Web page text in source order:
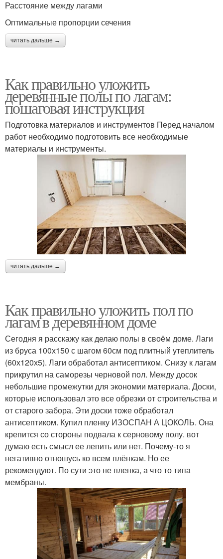
Расстояние между лагами
Оптимальные пропорции сечения
читать дальше →
Как правильно уложить
деревянные полы по лагам:
пошаговая инструкция
Подготовка материалов и инструментов Перед началом
работ необходимо подготовить все необходимые
материалы и инструменты.
читать дальше →
Как правильно уложить пол по
лагам в деревянном доме
Сегодня я расскажу как делаю полы в своём доме. Лаги
из бруса 100х150 с шагом 60см под плитный утеплитель
(60х120х5). Лаги обработал антисептиком. Снизу к лагам
прикрутил на саморезы черновой пол. Между досок
небольшие промежутки для экономии материала. Доски,
которые использовал это все обрезки от строительства и
от старого забора. Эти доски тоже обработал
антисептиком. Купил пленку ИЗОСПАН А ЦОКОЛЬ. Она
крепится со стороны подвала к серновому полу. вот
думаю есть смысл ее лепить или нет. Почему-то я
негативно отношусь ко всем плёнкам. Но ее
рекомендуют. По сути это не пленка, а что то типа
мембраны.